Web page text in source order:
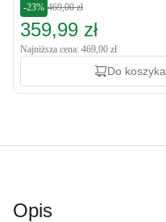
-23% 469,00 zł
359,99 zł
Najniższa cena: 469,00 zł
Do koszyka
Opis